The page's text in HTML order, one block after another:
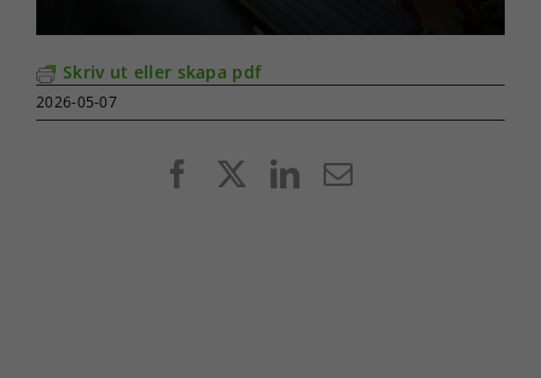
Skriv ut eller skapa pdf
2026-05-07
FacebookLinkedIn
E-